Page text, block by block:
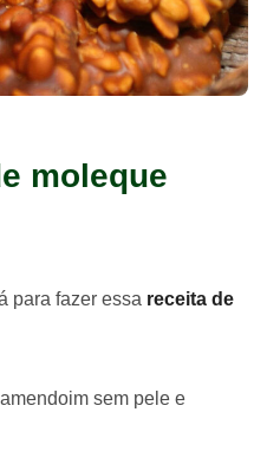
moleque
para fazer essa receita de
sem pele e